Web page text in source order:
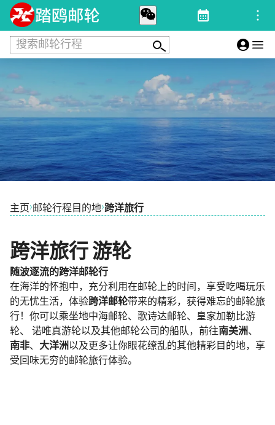
搜索邮轮行程
主页›邮轮行程目的地›跨洋旅行
跨洋旅行 游轮
随波逐流的跨洋邮轮行
在海洋的怀抱中，充分利用在邮轮上的时间，享受吃喝玩乐
的无忧生活，体验跨洋邮轮带来的精彩，获得难忘的邮轮旅
行！你可以乘坐地中海邮轮、 歌诗达邮轮、
皇家加勒比游
轮、 诺唯真游轮以及其他邮轮公司的船队，前往南美洲、
南非、 大洋洲以及更多让你眼花缭乱的其他精彩目的地，享
受回味无穷的邮轮旅行体验。